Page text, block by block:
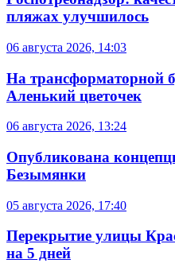
пляжах улучшилось
06 августа 2026, 14:03
На трансформаторной
Аленький цветочек
06 августа 2026, 13:24
Опубликована
Безымянки
05 августа 2026, 17:40
Перекрытие улицы
на 5 дней